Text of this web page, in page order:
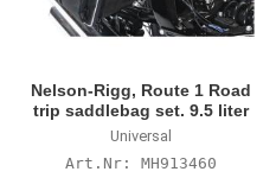
Nelson-Rigg, Route 1 Road
trip saddlebag set. 9.5 liter
Universal
MH913460